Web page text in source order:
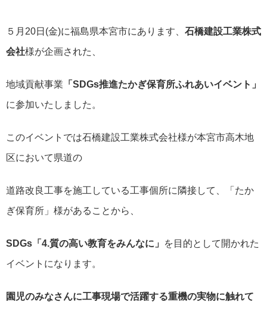
５月20日(金)に福島県本宮市にあります、 石橋建設工業株式
会社様が企画された、
地域貢献事業 「SDGs推進たかぎ保育所ふれあいイベント」
に参加いたしました。
このイベントでは石橋建設工業株式会社様が本宮市高木地
区において県道の
道路改良工事を施工している工事個所に隣接して、「たか
ぎ保育所」様があることから、
SDGs「4.質の高い教育をみんなに」
を目的として開かれた
イベントになります。
園児のみなさんに工事現場で活躍する重機の実物に触れて